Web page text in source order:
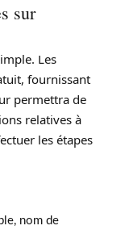
sur
Les
fournissant
permettra de
relatives à
les étapes
nom de